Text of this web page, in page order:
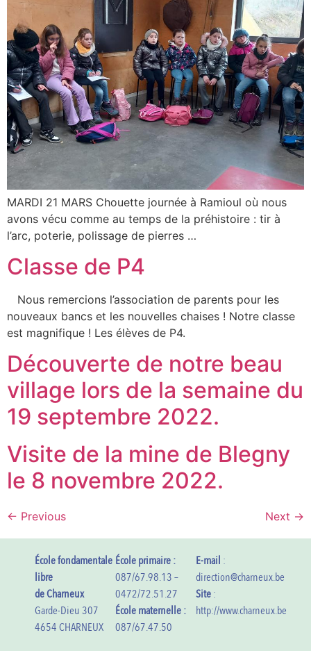
MARDI 21 MARS Chouette journée à Ramioul où nous
avons vécu comme au temps de la préhistoire : tir à
l’arc, poterie, polissage de pierres …
Classe de P4
Nous remercions l’association de parents pour les
nouveaux bancs et les nouvelles chaises ! Notre classe
est magnifique ! Les élèves de P4.
Découverte de notre beau
village lors de la semaine du
19 septembre 2022.
Visite de la mine de Blegny
le 8 novembre 2022.
← Previous Next →
École fondamentale
libre
de Charneux
Garde-Dieu 307
4654 CHARNEUX
École primaire :
087/67.98.13 –
0472/72.51.27
École maternelle :
087/67.47.50
E-mail :
direction@charneux.be
Site:
http://www.charneux.be